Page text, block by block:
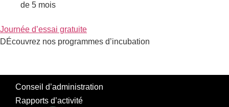
de 5 mois
Journée d’essai gratuite
DÉcouvrez nos programmes d’incubation
Conseil d’administration
Rapports d’activité